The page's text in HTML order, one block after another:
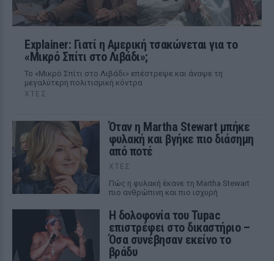
Explainer: Γιατί η Αμερική τσακώνεται για το
«Μικρό Σπίτι στο Λιβάδι»;
Το «Μικρό Σπίτι στο Λιβάδι» επέστρεψε και άναψε τη
μεγαλύτερη πολιτισμική κόντρα
ΧΤΕΣ
Όταν η Martha Stewart μπήκε
φυλακή και βγήκε πιο διάσημη
από ποτέ
ΧΤΕΣ
Πώς η φυλακή έκανε τη Martha Stewart
πιο ανθρώπινη και πιο ισχυρή
Η δολοφονία του Tupac
επιστρέφει στο δικαστήριο –
Όσα συνέβησαν εκείνο το
βράδυ